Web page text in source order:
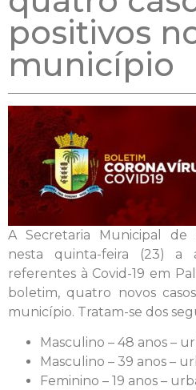
positivos
município
A Secretaria Municipal de
nesta quinta-feira (23) a
referentes à Covid-19 em
boletim, quatro novos
município. Tratam-se dos
Masculino – 48 anos –
Masculino – 39 anos –
Feminino – 19 anos –